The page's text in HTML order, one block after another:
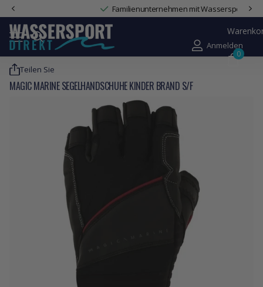
Familienunternehmen mit Wassersport-Expertise
Anmelden
0
Teilen Sie
MAGIC MARINE SEGELHANDSCHUHE KINDER BRAND S/F